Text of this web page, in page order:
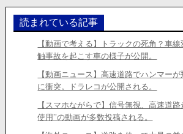
読まれている記事
【動画で考える】トラックの死角？車
触事故を起こす車の様子が公開。
【動画ニュース】高速道路でハンマー
に衝突。ドラレコが公開される。
【スマホながらで】信号無視、高速道
使用”の動画が多数投稿される。